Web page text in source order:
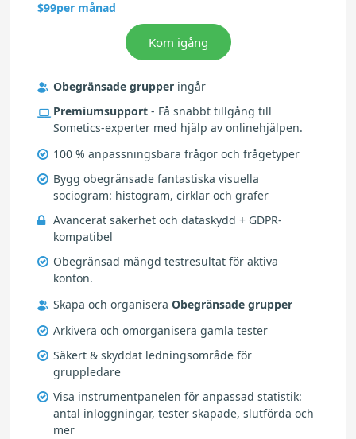
$99per månad
Obegränsade grupper ingår
Premiumsupport - Få snabbt tillgång till
Sometics-experter med hjälp av onlinehjälpen.
100 % anpassningsbara frågor och frågetyper
Bygg obegränsade fantastiska visuella
sociogram: histogram, cirklar och grafer
Avancerat säkerhet och dataskydd + GDPR-
kompatibel
Obegränsad mängd testresultat för aktiva
konton.
Skapa och organisera Obegränsade grupper
Arkivera och omorganisera gamla tester
Säkert & skyddat ledningsområde för
gruppledare
Visa instrumentpanelen för anpassad statistik:
antal inloggningar, tester skapade, slutförda och
mer